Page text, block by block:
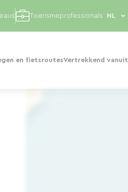
en fietsroutesVertrekkend
Toerismeprofessionals